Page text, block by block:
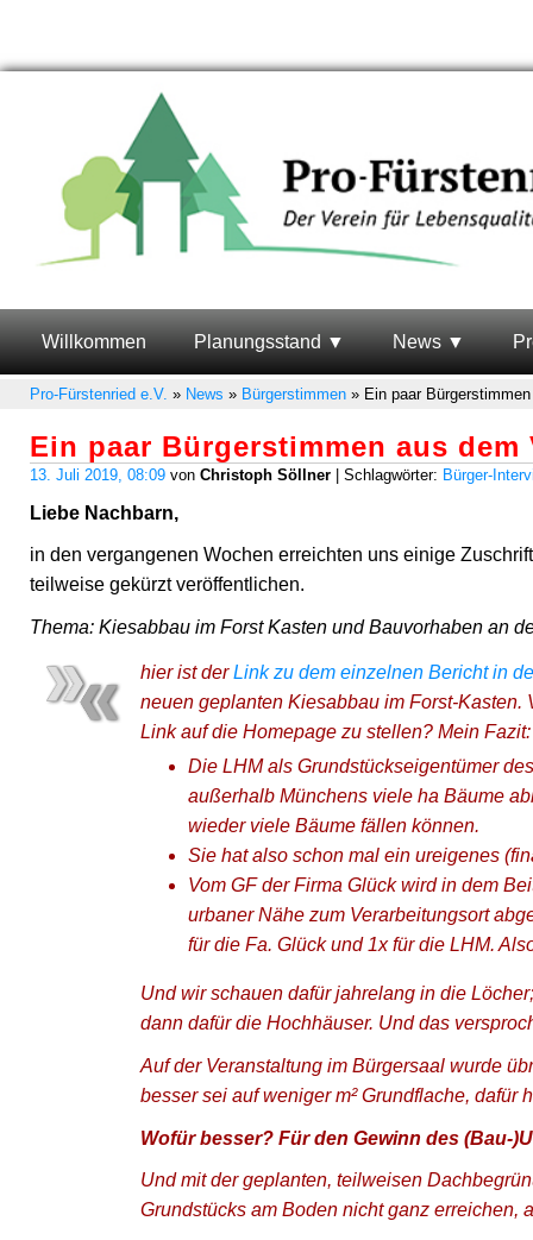
Willkommen Planungsstand News
Pro-Fürstenried e.V. » News » Bürgerstimmen » Ein paar
Ein paar Bürgerstimmen aus dem
13. Juli 2019, 08:09 von Christoph Söllner | Schlagwörter: Bürger-
Liebe Nachbarn,
in den vergangenen Wochen erreichten uns einige
teilweise gekürzt veröffentlichen.
Thema: Kiesabbau im Forst Kasten und Bauvorhaben an
hier ist derLink zu dem einzelnen Bericht in
neuen geplanten Kiesabbau im Forst-
Link auf die Homepage zu stellen? Mein Fazit:
Die LHM als Grundstückseigentümer
außerhalb Münchens viele ha Bäume
wieder viele Bäume fällen können.
Sie hat also schon mal ein ureigenes
Vom GF der Firma Glück wird in dem
urbaner Nähe zum Verarbeitungsort
für die Fa. Glück und 1x für die LHM.
Und wir schauen dafür jahrelang in die
dann dafür die Hochhäuser. Und das
Auf der Veranstaltung im Bürgersaal wurde
besser sei auf weniger m² Grundflache, dafür
Wofür besser? Für den Gewinn des (Bau-
Und mit der geplanten, teilweisen
Grundstücks am Boden nicht ganz erreichen,